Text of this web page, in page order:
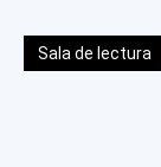
Sala de lectura